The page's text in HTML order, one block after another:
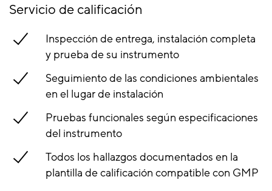
Servicio de calificación
Inspección de entrega, instalación completa
y prueba de su instrumento
Seguimiento de las condiciones ambientales
en el lugar de instalación
Pruebas funcionales según especificaciones
del instrumento
Todos los hallazgos documentados en la
plantilla de calificación compatible con GMP